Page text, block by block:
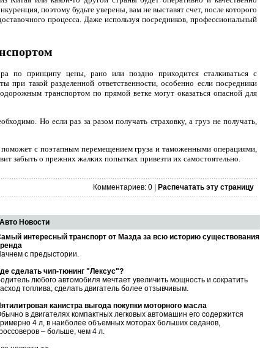
поэтому будьте уверены, вам не выставят счет, после которого
процесса. Даже используя посредников, профессиональный
по принципу цены, рано или поздно приходится сталкиваться с
при такой разделенной ответственности, особенно если посредники
транспортом по прямой ветке могут оказаться опасной для
Но если раз за разом получать страховку, а груз не получать,
с поэтапным перемещением груза и таможенными операциями,
забыть о прежних жалких попытках привезти их самостоятельно.
Комментариев: 0 | Распечатать эту страницу
| Авто Новости
интересный транспорт от Мазда за всю историю существования
с предыстории.
сделать чип-тюнинг "Лексус"?
любого автомобиля мечтает увеличить мощность и сократить
топлива, сделать двигатель более отзывчивым.
канистра выгода покупки моторного масла
в двигателях компактных легковых автомашин его содержится
4 л, в наиболее объемных моторах больших седанов,
– больше, чем 4 л.